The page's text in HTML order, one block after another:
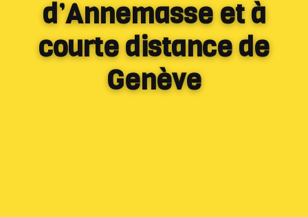
d’Annemasse et à
courte distance de
Genève